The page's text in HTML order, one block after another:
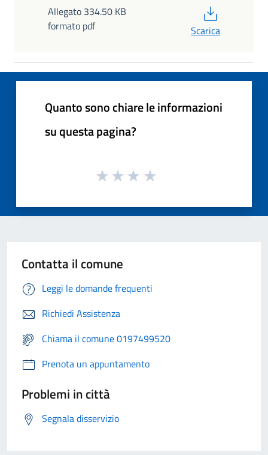
Allegato 334.50 KB
formato pdf
Scarica
Quanto sono chiare le informazioni
su questa pagina?
Contatta il comune
Leggi le domande frequenti
Richiedi Assistenza
Chiama il comune 0197499520
Prenota un appuntamento
Problemi in città
Segnala disservizio